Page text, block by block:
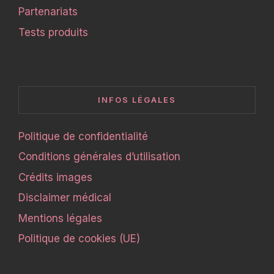
Partenariats
Tests produits
INFOS LÉGALES
Politique de confidentialité
Conditions générales d’utilisation
Crédits images
Disclaimer médical
Mentions légales
Politique de cookies (UE)